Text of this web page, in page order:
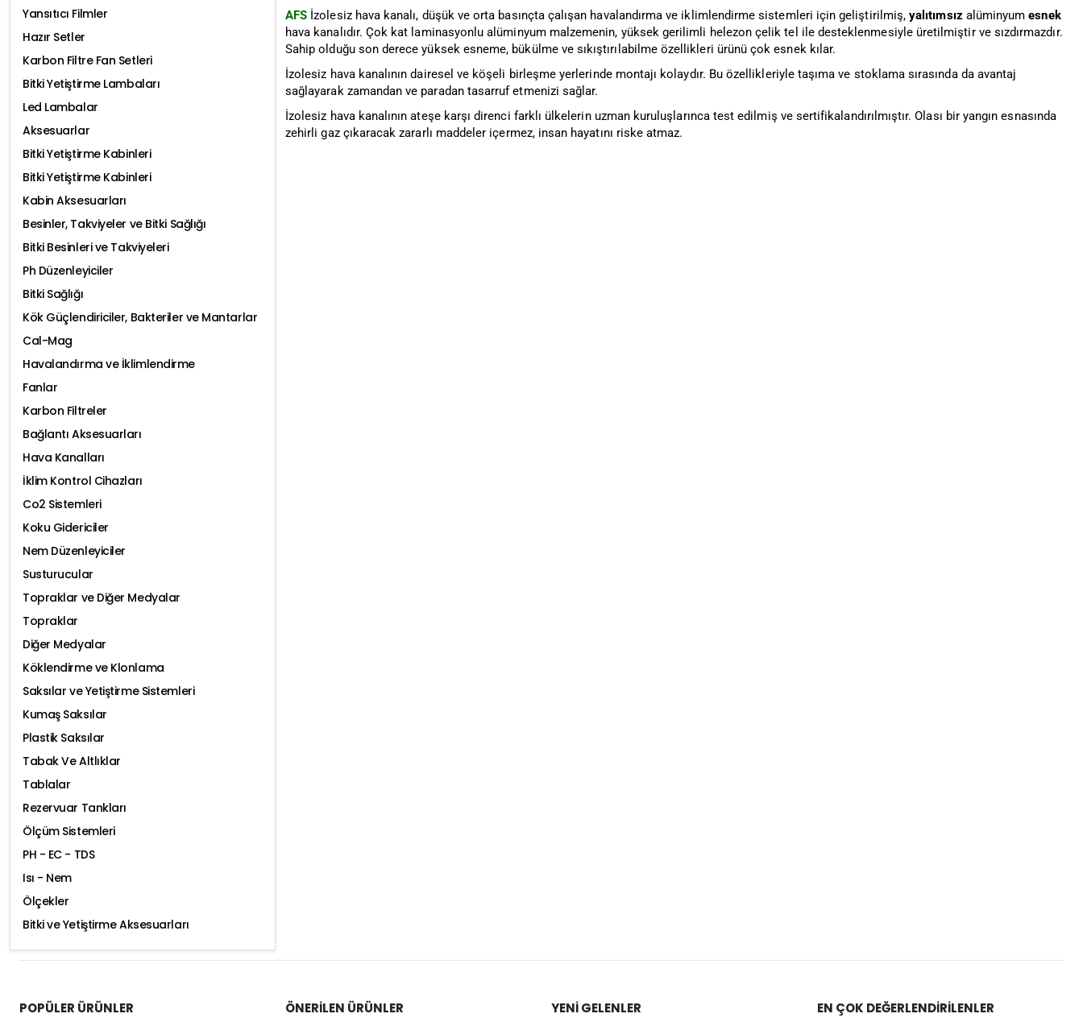
AFS İzolesiz hava kanalı, düşük ve orta basınçta çalışan havalandırma ve iklimlendirme sistemleri için geliştirilmiş,yalıtımsızalüminyumesnek
hava kanalıdır. Çok kat laminasyonlu alüminyum malzemenin, yüksek gerilimli helezon çelik tel ile desteklenmesiyle üretilmiştir ve sızdırmazdır.
Sahip olduğu son derece yüksek esneme, bükülme ve sıkıştırılabilme özellikleri ürünü çok esnek kılar.
İzolesiz hava kanalının dairesel ve köşeli birleşme yerlerinde montajı kolaydır. Bu özellikleriyle taşıma ve stoklama sırasında da avantaj
sağlayarak zamandan ve paradan tasarruf etmenizi sağlar.
İzolesiz hava kanalının ateşe karşı direnci farklı ülkelerin uzman kuruluşlarınca test edilmiş ve sertifikalandırılmıştır. Olası bir yangın esnasında
zehirli gaz çıkaracak zararlı maddeler içermez, insan hayatını riske atmaz.
Yansıtıcı Filmler
Hazır Setler
Karbon Filtre Fan Setleri
Bitki Yetiştirme Lambaları
Led Lambalar
Aksesuarlar
Bitki Yetiştirme Kabinleri
Bitki Yetiştirme Kabinleri
Kabin Aksesuarları
Besinler, Takviyeler ve Bitki Sağlığı
Bitki Besinleri ve Takviyeleri
Ph Düzenleyiciler
Bitki Sağlığı
Kök Güçlendiriciler, Bakteriler ve Mantarlar
Cal-Mag
Havalandırma ve İklimlendirme
Fanlar
Karbon Filtreler
Bağlantı Aksesuarları
Hava Kanalları
İklim Kontrol Cihazları
Co2 Sistemleri
Koku Gidericiler
Nem Düzenleyiciler
Susturucular
Topraklar ve Diğer Medyalar
Topraklar
Diğer Medyalar
Köklendirme ve Klonlama
Saksılar ve Yetiştirme Sistemleri
Kumaş Saksılar
Plastik Saksılar
Tabak Ve Altlıklar
Tablalar
Rezervuar Tankları
Ölçüm Sistemleri
PH - EC - TDS
Isı - Nem
Ölçekler
Bitki ve Yetiştirme Aksesuarları
POPÜLER ÜRÜNLER ÖNERILEN ÜRÜNLER YENI GELENLER EN ÇOK DEĞERLENDIRILENLER